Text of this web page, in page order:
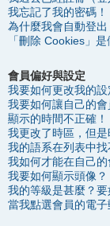
我忘記了我的密碼！
為什麼我會自動登出
「刪除 Cookies」
會員偏好與設定
我要如何更改我的設
我要如何讓自己的
顯示的時間不正確！
我更改了時區，但是
我的語系在列表中找
我如何才能在自己
我要如何顯示頭像？
我的等級是甚麼？要
當我點選會員的電